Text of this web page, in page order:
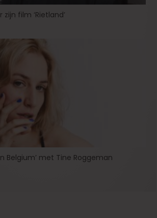
film ‘Rietland’
Belgium’ met Tine Roggeman